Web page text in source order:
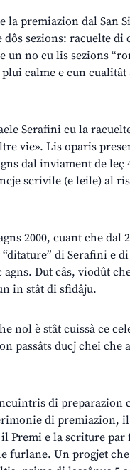
la premiazion dal San
sezions: racuelte di
no cu lis sezions
calme e cun cualitât
Serafini cu la
vie». Lis oparis
dal inviament de leç
scrivile (e leile) al
2000, cuant che dal
di Serafini e
Dut câs, viodût
in stât di sfidâju.
nol è stât cuissà ce
passâts ducj chei che
di preparazion
di premiazion,
Premi e la scriture
furlane. Un progjet